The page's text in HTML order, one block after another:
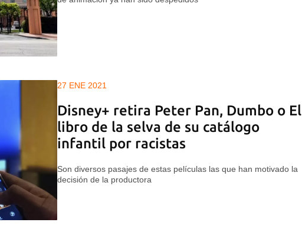
27 ENE 2021
Disney+ retira Peter Pan, Dumbo o El
libro de la selva de su catálogo
infantil por racistas
Son diversos pasajes de estas películas las que han motivado la
decisión de la productora